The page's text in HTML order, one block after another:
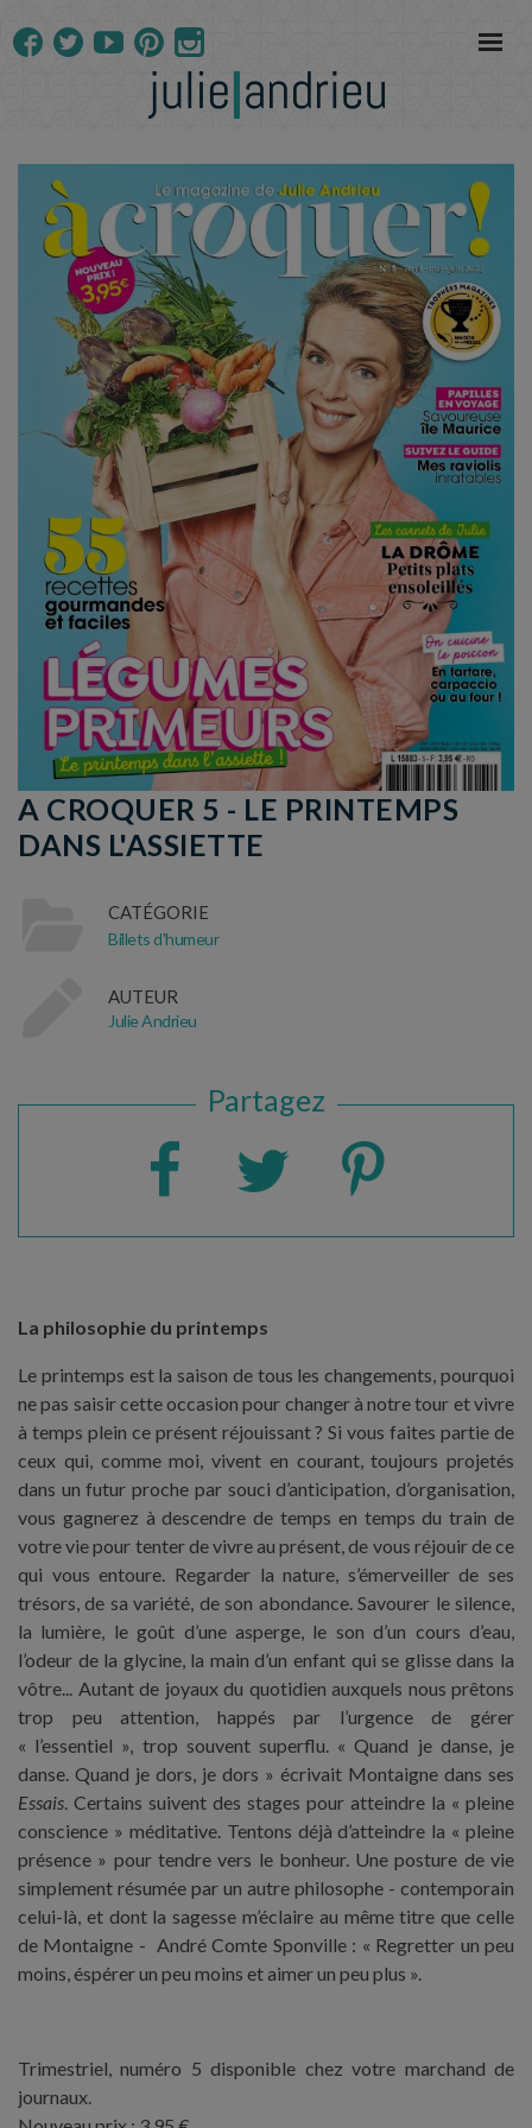
A CROQUER 5 - LE PRINTEMPS
DANS L'ASSIETTE
CATÉGORIE
Billets d'humeur
AUTEUR
Julie Andrieu
Partagez
La philosophie du printemps
Le printemps est la saison de tous les changements, pourquoi
ne pas saisir cette occasion pour changer à notre tour et vivre
à temps plein ce présent réjouissant ? Si vous faites partie de
ceux qui, comme moi, vivent en courant, toujours projetés
dans un futur proche par souci d’anticipation, d’organisation,
vous gagnerez à descendre de temps en temps du train de
votre vie pour tenter de vivre au présent, de vous réjouir de ce
qui vous entoure. Regarder la nature, s’émerveiller de ses
trésors, de sa variété, de son abondance. Savourer le silence,
la lumière, le goût d’une asperge, le son d’un cours d’eau,
l’odeur de la glycine, la main d’un enfant qui se glisse dans la
vôtre... Autant de joyaux du quotidien auxquels nous prêtons
trop peu attention, happés par l’urgence de gérer
« l’essentiel », trop souvent superflu. « Quand je danse, je
danse. Quand je dors, je dors » écrivait Montaigne dans ses
Essais. Certains suivent des stages pour atteindre la « pleine
conscience » méditative. Tentons déjà d’atteindre la « pleine
présence » pour tendre vers le bonheur. Une posture de vie
simplement résumée par un autre philosophe - contemporain
celui-là, et dont la sagesse m’éclaire au même titre que celle
de Montaigne - André Comte Sponville : « Regretter un peu
moins, éspérer un peu moins et aimer un peu plus ».
Trimestriel, numéro 5 disponible chez votre marchand de
journaux.